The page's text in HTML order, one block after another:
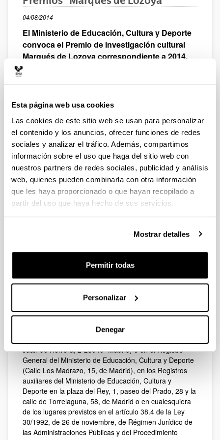
Esta página web usa cookies
Las cookies de este sitio web se usan para personalizar
el contenido y los anuncios, ofrecer funciones de redes
sociales y analizar el tráfico. Además, compartimos
información sobre el uso que haga del sitio web con
nuestros partners de redes sociales, publicidad y análisis
web, quienes pueden combinarla con otra información
que les haya proporcionado o que hayan recopilado a
partir del uso que haya hecho de sus servicios.
Mostrar detalles
Permitir todas
Personalizar
Denegar
04/08/2014
El Ministerio de Educación, Cultura y Deporte
convoca el Premio de investigación cultural
Marqués de Lozoya correspondiente a 2014.
Destacar los mejores trabajos de investigación, que
España y las diferentes formas de vida y pensamiento
culturas del Estado Español
Dotación
Se concederán 3 premios, dotados con las siguientes
cantidades:
Primer premio: 3.770 euros.
Segundo premio: 2.500 euros.
Tercer premio: 1.270 euros.
Procedimiento para la solicitud:
Los interesados deberán presentar la correspondiente
solicitud en modelo normalizado y la documentación
que se requiera en la convocatoria.
Podrán presentarse en el Museo del Traje, Centro de
Juan de Herrera, 2-28040- Madrid) o en el Registro
General del Ministerio de Educación, Cultura y Deporte
(Calle Los Madrazo, 15, de Madrid), en los Registros
auxiliares del Ministerio de Educación, Cultura y
Deporte en la plaza del Rey, 1, paseo del Prado, 28 y la
calle de Torrelaguna, 58, de Madrid o en cualesquiera
de los lugares previstos en el artículo 38.4 de la Ley
30/1992, de 26 de noviembre, de Régimen Jurídico de
las Administraciones Públicas y del Procedimiento